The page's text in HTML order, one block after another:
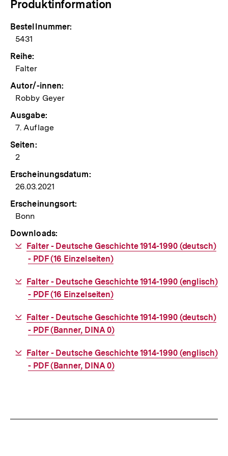
Produktinformation
Bestellnummer:
5431
Reihe:
Falter
Autor/-innen:
Robby Geyer
Ausgabe:
7. Auflage
Seiten:
2
Erscheinungsdatum:
26.03.2021
Erscheinungsort:
Bonn
Downloads:
Download-
Link:
Falter - Deutsche Geschichte 1914-1990 (deutsch)
- PDF (16 Einzelseiten)
Download-
Link:
Falter - Deutsche Geschichte 1914-1990 (englisch)
- PDF (16 Einzelseiten)
Download-
Link:
Falter - Deutsche Geschichte 1914-1990 (deutsch)
- PDF (Banner, DINA 0)
Download-
Link:
Falter - Deutsche Geschichte 1914-1990 (englisch)
- PDF (Banner, DINA 0)